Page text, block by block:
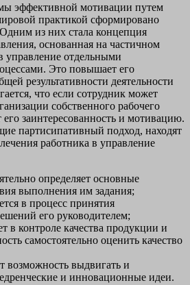
эффективной мотивации путем
практикой сформировано
из них стала концепция
основанная на частичном
управление отдельными
Это повышает его
результативности деятельности
что если сотрудник может
собственного рабочего
заинтересованность и мотивацию.
партисипативный подход, находят
работника в управление
определяет основные
выполнения им задания;
в процесс принятия
его руководителем;
в контроле качества продукции и
самостоятельно оценить качество
возможность выдвигать и
и инновационные идеи.